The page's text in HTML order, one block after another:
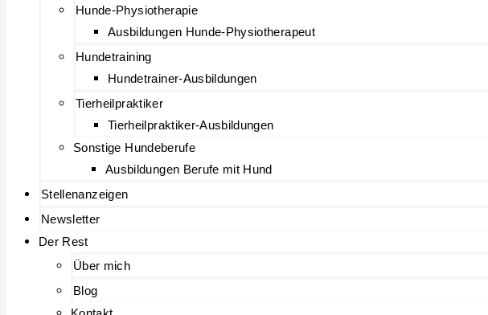
Hunde-Physiotherapie
Ausbildungen Hunde-Physiotherapeut
Hundetraining
Hundetrainer-Ausbildungen
Tierheilpraktiker
Tierheilpraktiker-Ausbildungen
Sonstige Hundeberufe
Ausbildungen Berufe mit Hund
Stellenanzeigen
Newsletter
Der Rest
Über mich
Blog